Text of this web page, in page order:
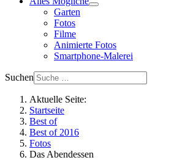
Garten
Fotos
Filme
Animierte Fotos
Smartphone-Malerei
Suchen
Aktuelle Seite:
Startseite
Best of
Best of 2016
Fotos
Das Abendessen